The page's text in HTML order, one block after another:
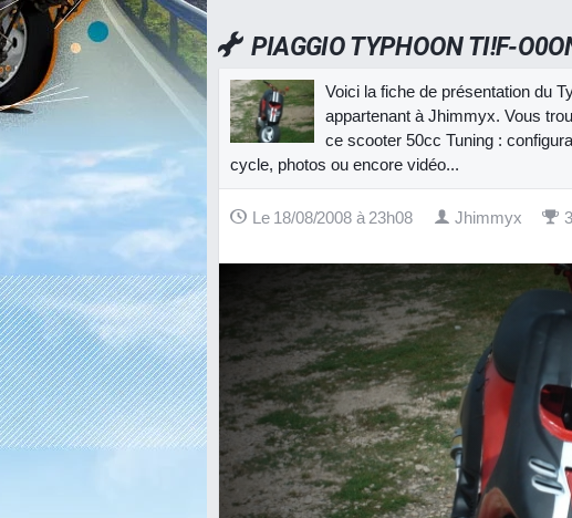
PIAGGIO TYPHOON TI!F-
Voici la fiche de présentation du
appartenant à Jhimmyx. Vous
ce scooter 50cc Tuning :
cycle, photos ou encore vidéo...
Le 18/08/2008 à 23h08 Jhimmyx